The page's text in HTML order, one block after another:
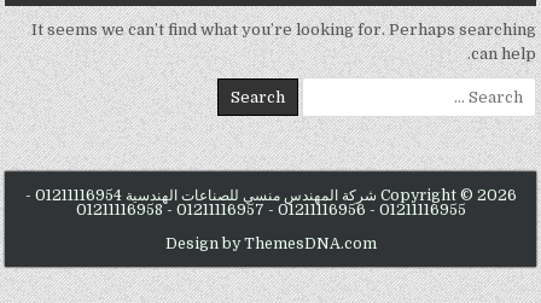
It seems we can’t find what you’re looking for. Perhaps searching
can help.
Search for:
Copyright © 2026 شركة المهندس منسي للصناعات الهندسية 01211116954 -
01211116955 - 01211116956 - 01211116957 - 01211116958
Design by ThemesDNA.com